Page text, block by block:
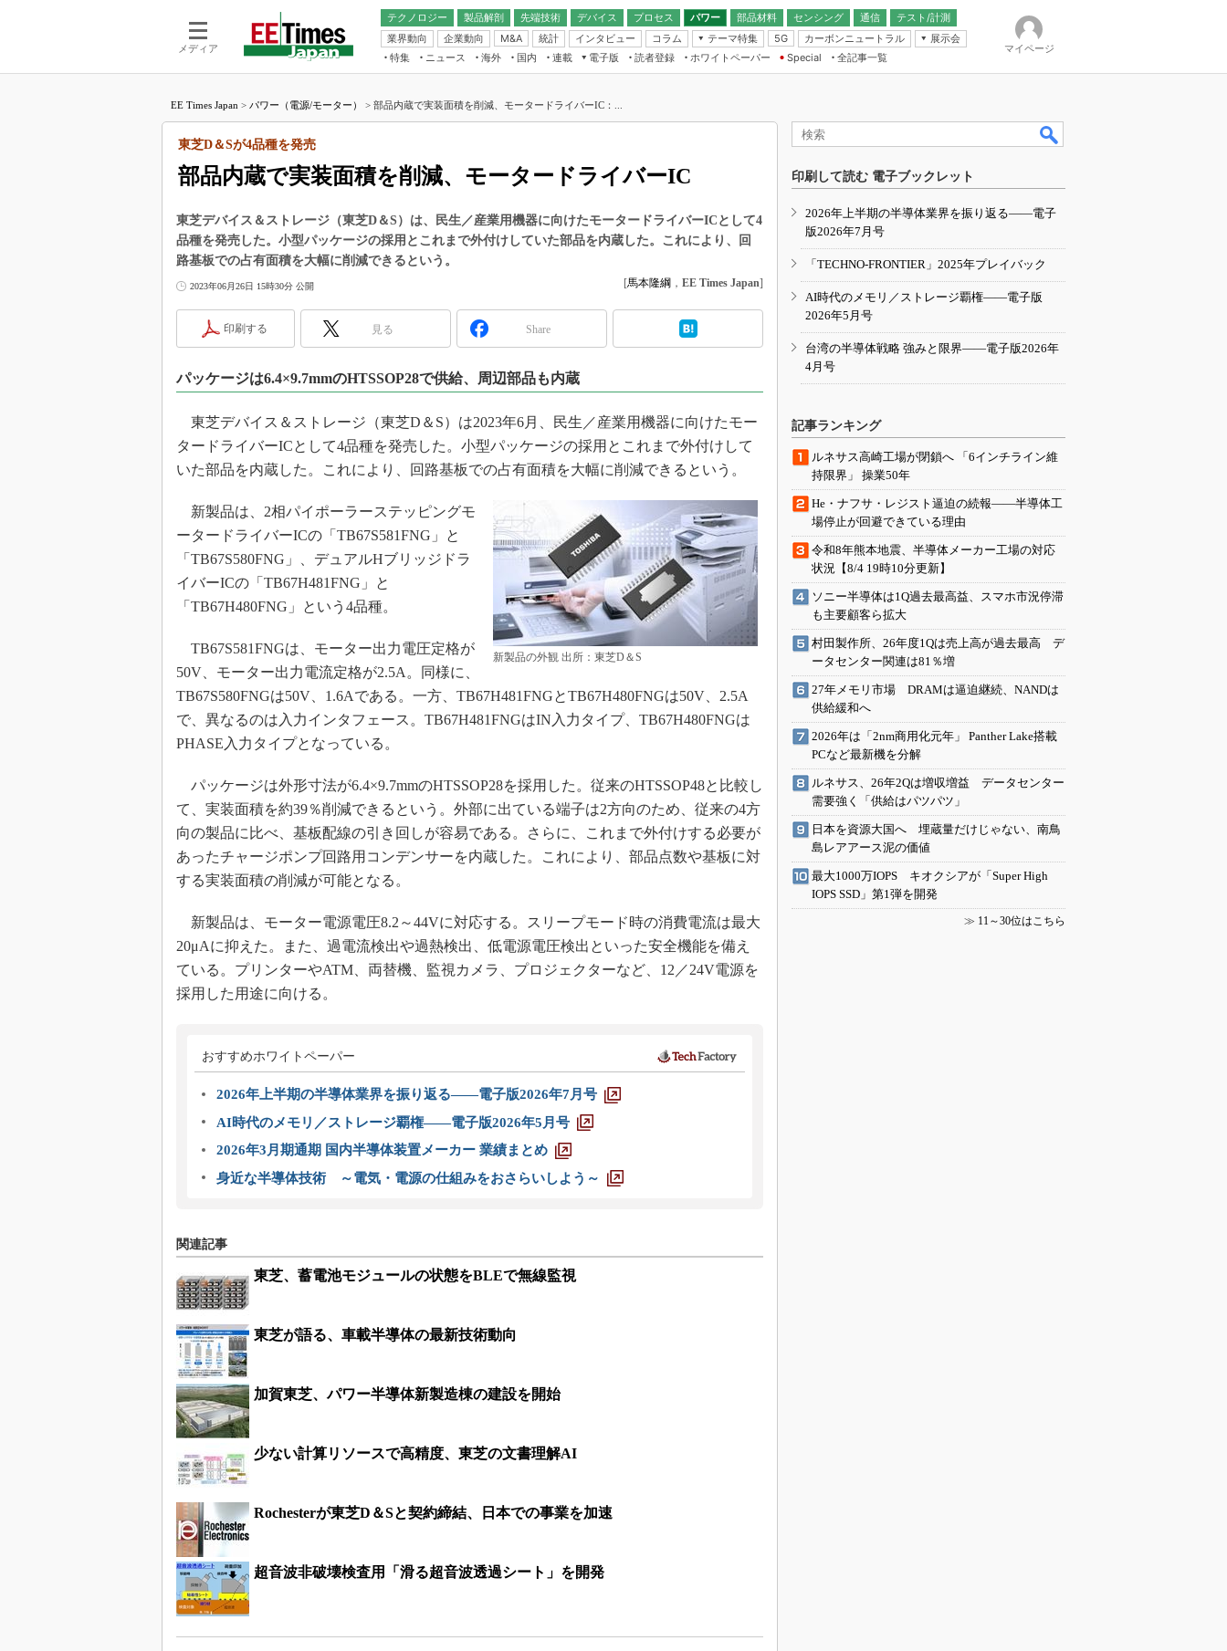
メディア
テクノロジー 製品解剖
先端技術
電池／エネルギー
デバイス
アナログ
マイコン
プロセス パワー 部品材料 センシング
通信
無線
テスト/計測
業界動向
企業動向 M&A 統計 インタビュー コラム
テーマ特集
フィジカルAI
読者調査（EE Times Research）
エレクトロニクス入門（EDN
5G カーボンニュートラル
展示会
IoT・エッジコンピューティング
EXPO
TECHNO-FRONTIER
人とくるま展
特集 ニュース 海外 国内
連載
福田昭のデバイス通信
大山聡の業界スコープ
リタイア直前エンジニアの社会人大
学漂流記
この10年で起こったこと、次の10年
製品分解で探るアジアの新トレンド
光伝送技術を知る
“異端児エンジニア”が仕掛けた社内
改革、執念の180日
JASA発IoT通信
IHSアナリスト「未来展望」
ための新行動論
電子版
電子ブックレット
読者登録 ホワイトペーパー
Special
全記事一覧
マイページ
EE Times Japan > パワー（電源/モーター） > 部品内蔵で実装面積を削減、モータードライバーIC：...
部品内蔵で実装面積を削減、モータードライバーIC
東芝D＆Sが4品種を発売
東芝デバイス＆ストレージ（東芝D＆S）は、民生／産業用機器に向けたモータードライバーICとして4
品種を発売した。小型パッケージの採用とこれまで外付けしていた部品を内蔵した。これにより、回
路基板での占有面積を大幅に削減できるという。
2023年06月26日 15時30分 公開 [馬本隆綱 ， EE Times Japan]
印刷する 見る Share
パッケージは6.4×9.7mmのHTSSOP28で供給、周辺部品も内蔵
東芝デバイス＆ストレージ（東芝D＆S）は2023年6月、民生／産業用機器に向けたモー
タードライバーICとして4品種を発売した。小型パッケージの採用とこれまで外付けして
いた部品を内蔵した。これにより、回路基板での占有面積を大幅に削減できるという。
新製品の外観 出所：東芝D＆S
新製品は、2相パイポーラーステッピングモ
ータードライバーICの「TB67S581FNG」と
「TB67S580FNG」、デュアルHブリッジドラ
イバーICの「TB67H481FNG」と
「TB67H480FNG」という4品種。
TB67S581FNGは、モーター出力電圧定格が
50V、モーター出力電流定格が2.5A。同様に、
TB67S580FNGは50V、1.6Aである。一方、TB67H481FNGとTB67H480FNGは50V、2.5A
で、異なるのは入力インタフェース。TB67H481FNGはIN入力タイプ、TB67H480FNGは
PHASE入力タイプとなっている。
パッケージは外形寸法が6.4×9.7mmのHTSSOP28を採用した。従来のHTSSOP48と比較し
て、実装面積を約39％削減できるという。外部に出ている端子は2方向のため、従来の4方
向の製品に比べ、基板配線の引き回しが容易である。さらに、これまで外付けする必要が
あったチャージポンプ回路用コンデンサーを内蔵した。これにより、部品点数や基板に対
する実装面積の削減が可能となる。
新製品は、モーター電源電圧8.2～44Vに対応する。スリープモード時の消費電流は最大
20μAに抑えた。また、過電流検出や過熱検出、低電源電圧検出といった安全機能を備え
ている。プリンターやATM、両替機、監視カメラ、プロジェクターなど、12／24V電源を
採用した用途に向ける。
おすすめホワイトペーパー
2026年上半期の半導体業界を振り返る――電子版2026年7月号
AI時代のメモリ／ストレージ覇権――電子版2026年5月号
2026年3月期通期 国内半導体装置メーカー 業績まとめ
身近な半導体技術 ～電気・電源の仕組みをおさらいしよう～
関連記事
東芝、蓄電池モジュールの状態をBLEで無線監視
東芝が語る、車載半導体の最新技術動向
加賀東芝、パワー半導体新製造棟の建設を開始
少ない計算リソースで高精度、東芝の文書理解AI
Rochesterが東芝D＆Sと契約締結、日本での事業を加速
超音波非破壊検査用「滑る超音波透過シート」を開発
印刷して読む 電子ブックレット
2026年上半期の半導体業界を振り返る――電子
版2026年7月号
「TECHNO-FRONTIER」2025年プレイバック
AI時代のメモリ／ストレージ覇権――電子版
2026年5月号
台湾の半導体戦略 強みと限界――電子版2026年
4月号
記事ランキング
ルネサス高崎工場が閉鎖へ 「6インチライン維
持限界」 操業50年
He・ナフサ・レジスト逼迫の続報――半導体工
場停止が回避できている理由
令和8年熊本地震、半導体メーカー工場の対応
状況【8/4 19時10分更新】
ソニー半導体は1Q過去最高益、スマホ市況停滞
も主要顧客ら拡大
村田製作所、26年度1Qは売上高が過去最高 デ
ータセンター関連は81％増
27年メモリ市場 DRAMは逼迫継続、NANDは
供給緩和へ
2026年は「2nm商用化元年」 Panther Lake搭載
PCなど最新機を分解
ルネサス、26年2Qは増収増益 データセンター
需要強く「供給はパツパツ」
日本を資源大国へ 埋蔵量だけじゃない、南鳥
島レアアース泥の価値
最大1000万IOPS キオクシアが「Super High
IOPS SSD」第1弾を開発
≫ 11～30位はこちら